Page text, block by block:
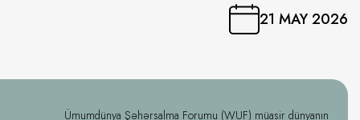
21 MAY 2026
Ümumdünya Şəhərsalma Forumu (WUF) müasir dünyanın